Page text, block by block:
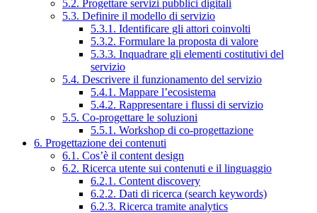
5.2. Progettare servizi pubblici digitali
5.3. Definire il modello di servizio
5.3.1. Identificare gli attori coinvolti
5.3.2. Formulare la proposta di valore
5.3.3. Inquadrare gli elementi costitutivi del
servizio
5.4. Descrivere il funzionamento del servizio
5.4.1. Mappare l’ecosistema
5.4.2. Rappresentare i flussi di servizio
5.5. Co-progettare le soluzioni
5.5.1. Workshop di co-progettazione
6. Progettazione dei contenuti
6.1. Cos’è il content design
6.2. Ricerca utente sui contenuti e il linguaggio
6.2.1. Content discovery
6.2.2. Dati di ricerca (search keywords)
6.2.3. Ricerca tramite analytics